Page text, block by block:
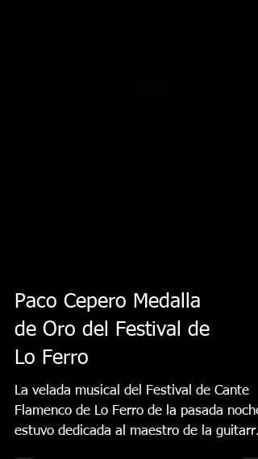
Paco Cepero Medalla
de Oro del Festival de
Lo Ferro
La velada musical del Festival de Cante